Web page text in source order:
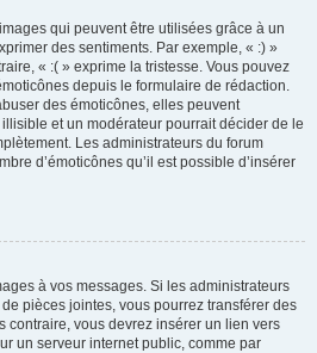
qui peuvent être utilisées grâce à un
des sentiments. Par exemple, « :) »
« :( » exprime la tristesse. Vous pouvez
depuis le formulaire de rédaction.
des émoticônes, elles peuvent
et un modérateur pourrait décider de le
Les administrateurs du forum
d’émoticônes qu’il est possible d’insérer
à vos messages. Si les administrateurs
pièces jointes, vous pourrez transférer des
contraire, vous devrez insérer un lien vers
un serveur internet public, comme par